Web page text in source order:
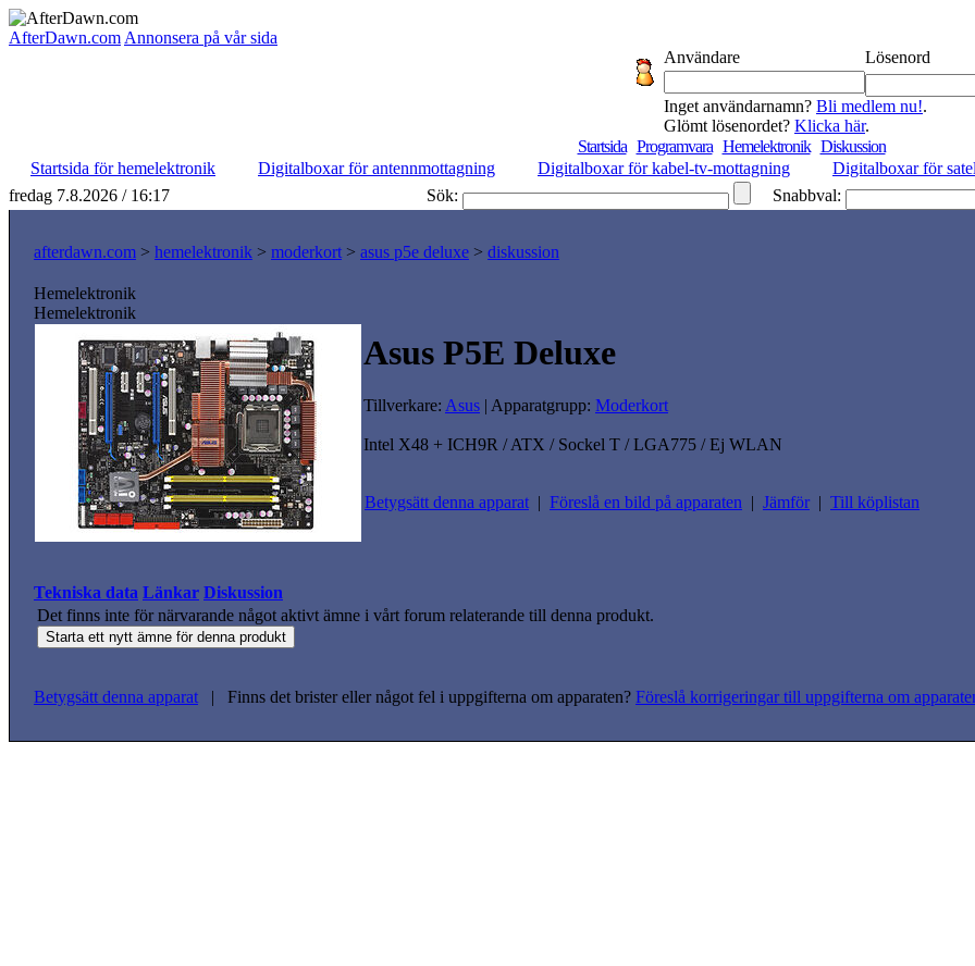
AfterDawn.com Annonsera på vår sida
Användare
Lösenord
Inget användarnamn? Bli medlem nu!.
Glömt lösenordet? Klicka här.
Startsida Programvara Hemelektronik Diskussion
Startsida för hemelektronik
Digitalboxar för antennmottagning Digitalboxar för kabel-tv-mottagning
Digitalboxar för
fredag 7.8.2026 / 16:17
Sök: Snabbval:
afterdawn.com > hemelektronik > moderkort > asus p5e deluxe > diskussion
Hemelektronik
Hemelektronik
Asus P5E Deluxe
Tillverkare: Asus | Apparatgrupp: Moderkort
Intel X48 + ICH9R / ATX / Sockel T / LGA775 / Ej WLAN
Betygsätt denna apparat | Föreslå en bild på apparaten | Jämför | Till köplistan
Tekniska data Länkar Diskussion
Det finns inte för närvarande något aktivt ämne i vårt forum relaterande till denna produkt.
Betygsätt denna apparat | Finns det brister eller något fel i uppgifterna om apparaten? Föreslå korrigeringar till uppgifterna om